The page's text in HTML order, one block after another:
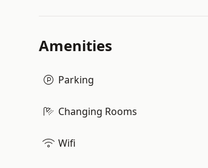
Amenities
Parking
Changing Rooms
Wifi